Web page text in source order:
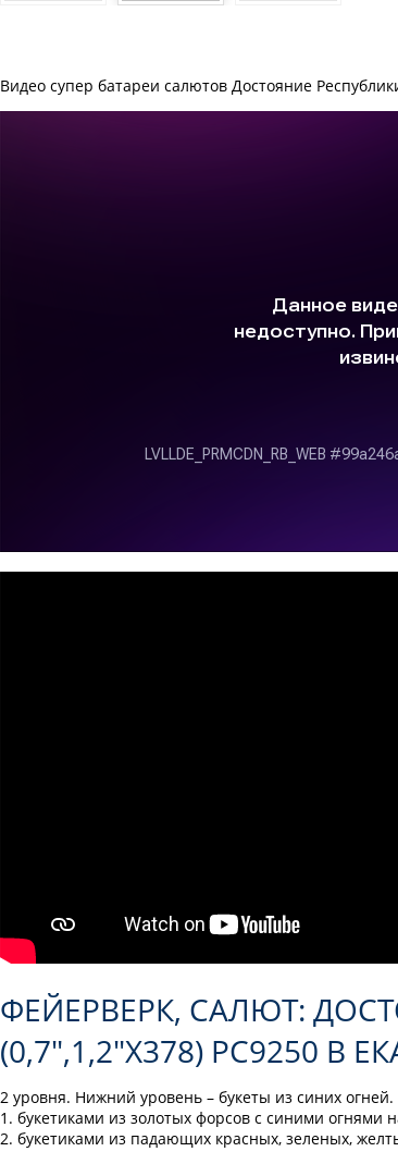
Видео супер батареи салютов Достояние
ФЕЙЕРВЕРК, САЛЮТ:
(0,7",1,2"Х378) РС9250 В
2 уровня. Нижний уровень – букеты из синих
1. букетиками из золотых форсов с синими огнями
2. букетиками из падающих красных, зеленых,